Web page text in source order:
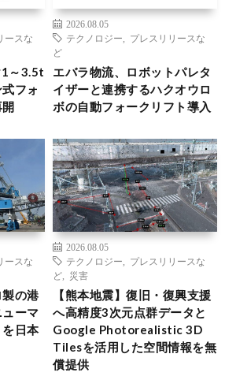
ースな
1～3.5t
フォ
2026.08.05
テクノロジー
プレスリリースな
ど
エバラ物流、ロボットパレタ
イザーと連携するハクオウロ
ボの自動フォークリフト導入
ースな
の港
ーマ
日本
2026.08.05
テクノロジー
プレスリリースな
ど
災害
【熊本地震】復旧・復興支援
へ高精度3次元点群データと
Google Photorealistic 3D
Tilesを活用した空間情報を無
償提供